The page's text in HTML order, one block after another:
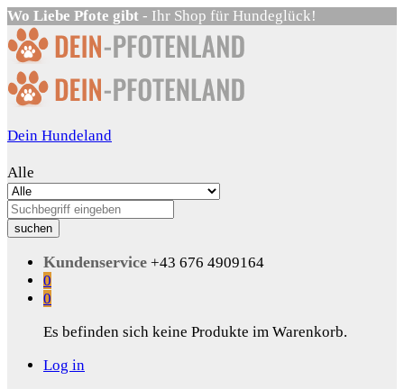
Wo Liebe Pfote gibt - Ihr Shop für Hundeglück!
Dein Hundeland
Alle
suchen
Kundenservice +43 676 4909164
0
0
Es befinden sich keine Produkte im Warenkorb.
Log in